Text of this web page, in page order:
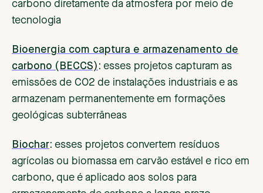
carbono diretamente da atmosfera por meio de
tecnologia
Bioenergia com captura e armazenamento de
carbono (BECCS) : esses projetos capturam as
emissões de CO2 de instalações industriais e as
armazenam permanentemente em formações
geológicas subterrâneas
Biochar: esses projetos convertem resíduos
agrícolas ou biomassa em carvão estável e rico em
carbono, que é aplicado aos solos para